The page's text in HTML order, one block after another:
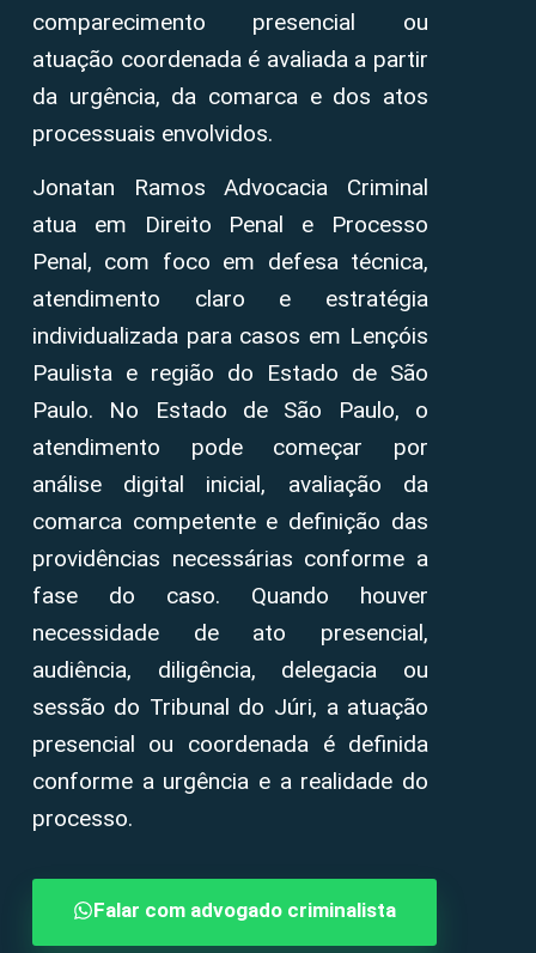
comparecimento presencial ou
atuação coordenada é avaliada a partir
da urgência, da comarca e dos atos
processuais envolvidos.
Jonatan Ramos Advocacia Criminal
atua em Direito Penal e Processo
Penal, com foco em defesa técnica,
atendimento claro e estratégia
individualizada para casos em Lençóis
Paulista e região do Estado de São
Paulo. No Estado de São Paulo, o
atendimento pode começar por
análise digital inicial, avaliação da
comarca competente e definição das
providências necessárias conforme a
fase do caso. Quando houver
necessidade de ato presencial,
audiência, diligência, delegacia ou
sessão do Tribunal do Júri, a atuação
presencial ou coordenada é definida
conforme a urgência e a realidade do
processo.
Falar com advogado criminalista